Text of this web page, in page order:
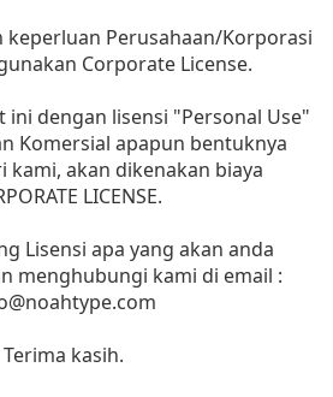
Perusahaan/Korporasi
Corporate License.
dengan lisensi "Personal Use"
Komersial apapun bentuknya
kami, akan dikenakan biaya
LICENSE.
Lisensi apa yang akan anda
menghubungi kami di email :
Terima kasih.